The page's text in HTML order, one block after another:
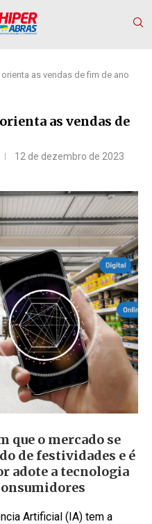
as vendas de fim de ano
as vendas de
12 de dezembro de 2023
que o mercado se
de festividades e é
adote a tecnologia
Artificial (IA) tem a